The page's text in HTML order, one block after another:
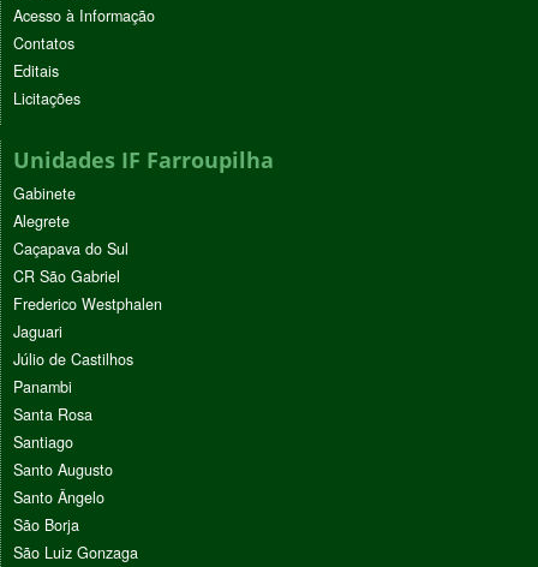
Acesso à Informação
Contatos
Editais
Licitações
Unidades IF Farroupilha
Gabinete
Alegrete
Caçapava do Sul
CR São Gabriel
Frederico Westphalen
Jaguari
Júlio de Castilhos
Panambi
Santa Rosa
Santiago
Santo Augusto
Santo Ângelo
São Borja
São Luiz Gonzaga